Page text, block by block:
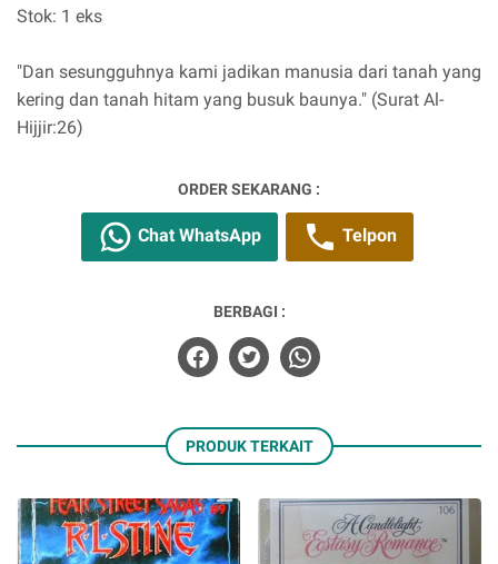
Stok: 1 eks
"Dan sesungguhnya kami jadikan manusia dari tanah yang
kering dan tanah hitam yang busuk baunya." (Surat Al-
Hijjir:26)
ORDER SEKARANG :
Chat WhatsApp Telpon
BERBAGI :
PRODUK TERKAIT